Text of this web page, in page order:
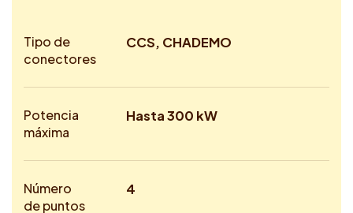
Tipo de
conectores
CCS, CHADEMO
Potencia
máxima
Hasta 300 kW
Número
de puntos
4